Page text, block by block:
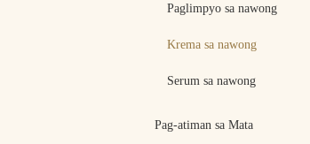
Paglimpyo sa nawong
Krema sa nawong
Serum sa nawong
Pag-atiman sa Mata